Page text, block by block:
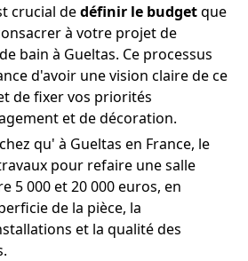
crucial dedéfinir le budgetque
à votre projet de
bain à Gueltas. Ce processus
d'avoir une vision claire de ce
de fixer vos priorités
et de décoration.
qu' à Gueltas en France, le
pour refaire une salle
5 000 et 20 000 euros, en
de la pièce, la
et la qualité des